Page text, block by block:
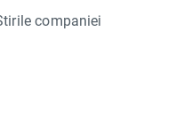
companiei